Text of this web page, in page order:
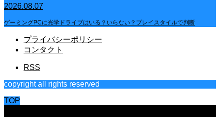
2026.08.07
ゲーミングPCに光学ドライブはいる？いらない？プレイスタイルで判断
プライバシーポリシー
コンタクト
RSS
copyright all rights reserved
TOP